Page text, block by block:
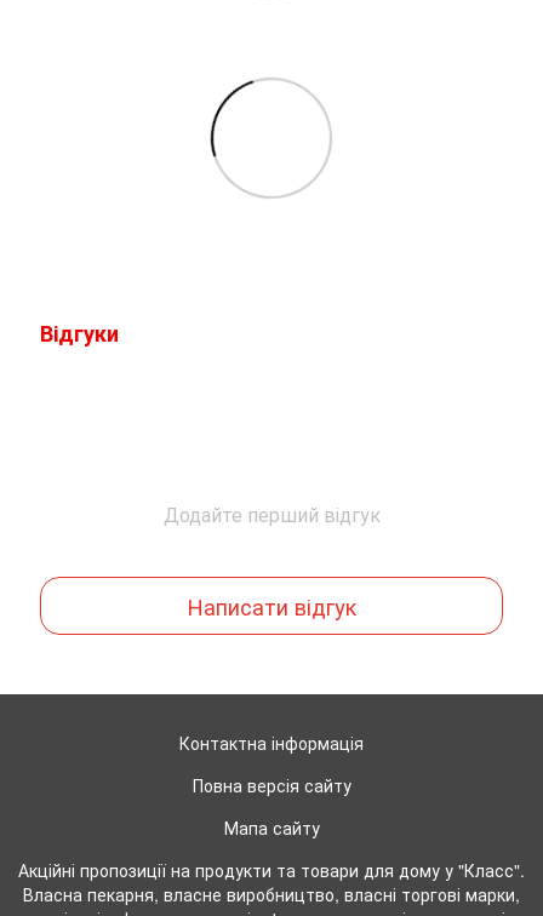
Відгуки
Додайте перший відгук
Написати відгук
Контактна інформація
Повна версія сайту
Мапа сайту
Акційні пропозиції на продукти та товари для дому у "Класс".
Власна пекарня, власне виробництво, власні торгові марки,